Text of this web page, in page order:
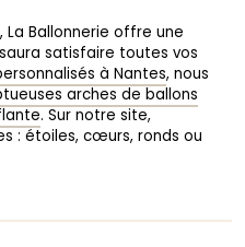
Ballonnerie offre une
satisfaire toutes vos
à Nantes, nous
arches de ballons
. Sur notre site,
: étoiles, cœurs, ronds ou